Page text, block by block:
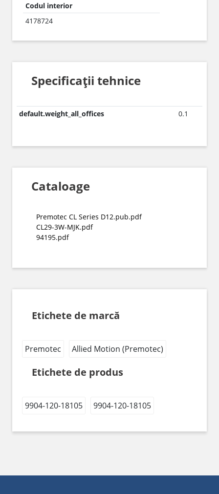
Codul interior
4178724
Specificații tehnice
default.weight_all_offices 0.1
Cataloage
Premotec CL Series D12.pub.pdf
CL29-3W-MJK.pdf
94195.pdf
Etichete de marcă
Premotec Allied Motion (Premotec)
Etichete de produs
9904-120-18105 9904-120-18105